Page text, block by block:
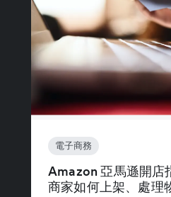
電子商務
Amazon 亞馬遜開店
商家如何上架、處理